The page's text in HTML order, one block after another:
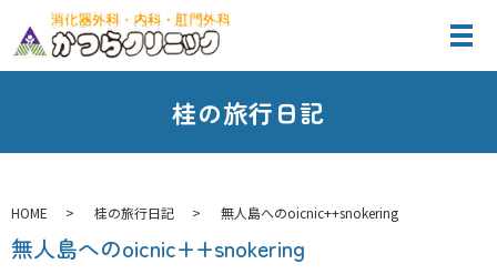
桂の旅行日記
HOME 桂の旅行日記 無人島へのoicnic++snokering
無人島へのoicnic++snokering